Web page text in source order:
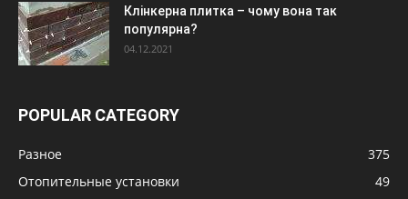
Клінкерна плитка – чому вона так
популярна?
04.12.2021
POPULAR CATEGORY
Разное
375
Отопительные установки
49